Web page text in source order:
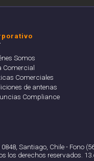
Somos
Comercial
Comerciales
de antenas
Compliance
Santiago, Chile - Fono
los derechos reservados.